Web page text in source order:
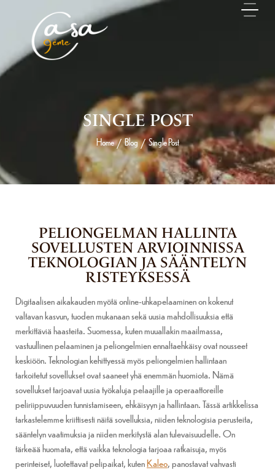
SINGLE POST
Home / Blog / Single Post
PELIONGELMAN HALLINTA
SOVELLUSTEN ARVIOINNISSA
TEKNOLOGIAN JA SÄÄNTELYN
RISTEYKSESSÄ
Digitaalisen aikakauden myötä online-uhkapelaaminen on kokenut
valtavan kasvun, tuoden mukanaan sekä uusia mahdollisuuksia että
merkittäviä haasteita. Suomessa, kuten muuallakin maailmassa,
vastuullinen pelaaminen ja peliongelmien ennaltaehkäisy ovat nousseet
keskiöön. Teknologian kehittyessä myös peliongelmien hallintaan
tarkoitetut sovellukset ovat saaneet yhä enemmän huomiota. Nämä
sovellukset tarjoavat uusia työkaluja pelaajille ja operaattoreille
peliriippuvuuden tunnistamiseen, ehkäisyyn ja hallintaan. Tässä artikkelissa
tarkastelemme kriittisesti näitä sovelluksia, niiden teknologisia perusteita,
sääntelyn vaatimuksia ja niiden merkitystä alan tulevaisuudelle. On
tärkeää huomata, että vaikka teknologia tarjoaa ratkaisuja, myös
perinteiset, luotettavat pelipaikat, kutenKaleo, panostavat vahvasti